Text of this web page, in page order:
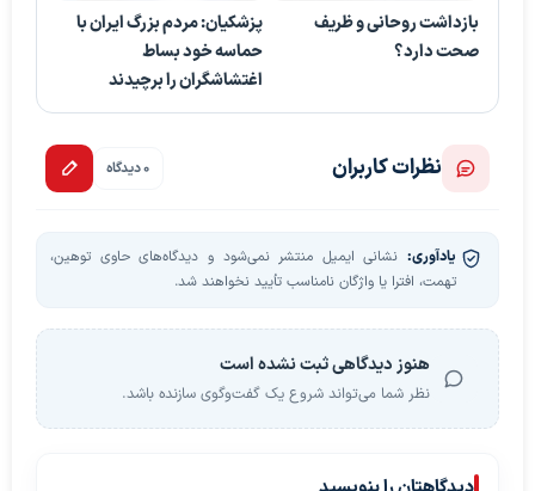
بازداشت روحانی و ظریف
صحت دارد؟
پزشکیان: مردم بزرگ ایران با
حماسه خود بساط
اغتشاشگران را برچیدند
نظرات کاربران 0 دیدگاه
یادآوری: نشانی ایمیل منتشر نمی‌شود و دیدگاه‌های حاوی توهین،
تهمت، افترا یا واژگان نامناسب تأیید نخواهند شد.
هنوز دیدگاهی ثبت نشده است
نظر شما می‌تواند شروع یک گفت‌وگوی سازنده باشد.